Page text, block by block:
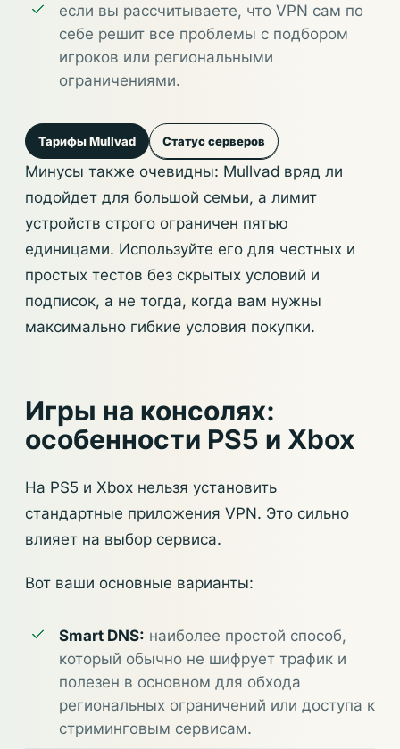
если вы рассчитываете, что VPN сам по
себе решит все проблемы с подбором
игроков или региональными
ограничениями.
Тарифы Mullvad Статус серверов
Минусы также очевидны: Mullvad вряд ли
подойдет для большой семьи, а лимит
устройств строго ограничен пятью
единицами. Используйте его для честных и
простых тестов без скрытых условий и
подписок, а не тогда, когда вам нужны
максимально гибкие условия покупки.
Игры на консолях:
особенности PS5 и Xbox
На PS5 и Xbox нельзя установить
стандартные приложения VPN. Это сильно
влияет на выбор сервиса.
Вот ваши основные варианты:
Smart DNS: наиболее простой способ,
который обычно не шифрует трафик и
полезен в основном для обхода
региональных ограничений или доступа к
стриминговым сервисам.